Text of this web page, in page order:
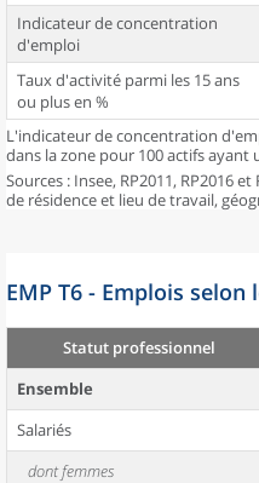
Indicateur de concentration
d'emploi
Taux d'activité parmi les 15 ans
ou plus en %
L'indicateur de concentration
dans la zone pour 100 actifs
Sources : Insee, RP2011, RP2016
de résidence et lieu de travail,
EMP T6 - Emplois
Statut professionnel
Ensemble
Salariés
dont femmes